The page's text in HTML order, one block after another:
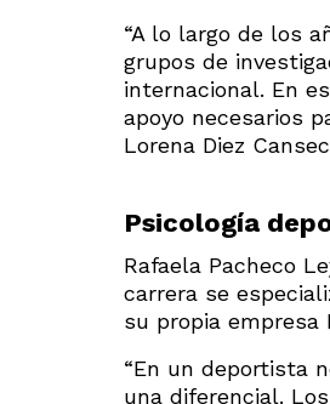
“A lo largo de los
grupos de
internacional. En
apoyo necesarios
Lorena Diez
Psicología
Rafaela Pacheco
carrera se
su propia empresa
“En un deportista
una diferencial.